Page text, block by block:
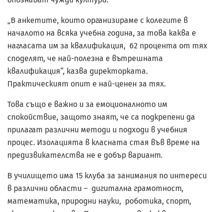
„В анкетите, които организираме с колегите в
началото на всяка учебна година, за това каква е
нагласата им за квалификация, 62 процента от тях
споделят, че най-полезна е вътрешната
квалификация“, казва директорката.
Практическият опит е най-ценен за тях.
Това също е важно и за емоционалното им
спокойствие, защото знаят, че са подкрепени да
прилагат различни методи и подходи в учебния
процес. Изолацията в класната стая във време на
предизвикателства не е добър вариант.
В училището има 15 клуба за занимания по интереси
в различни области – дигитална грамотност,
математика, природни науки, роботика, спорт,